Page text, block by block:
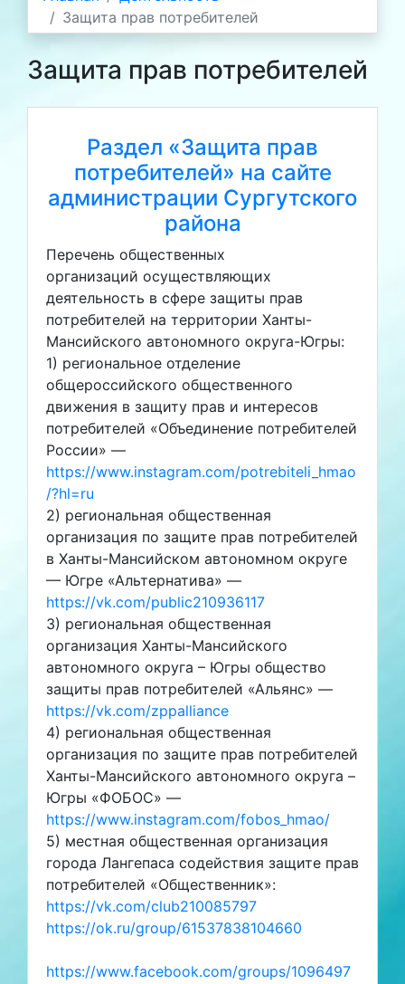
Защита прав потребителей
Защита прав потребителей
Раздел «Защита прав
потребителей» на сайте
администрации Сургутского
района
Перечень общественных
организаций осуществляющих
деятельность в сфере защиты прав
потребителей на территории Ханты-
Мансийского автономного округа-Югры:
1) региональное отделение
общероссийского общественного
движения в защиту прав и интересов
потребителей «Объединение потребителей
России» —
https://www.instagram.com/potrebiteli_hmao
/?hl=ru
2) региональная общественная
организация по защите прав потребителей
в Ханты-Мансийском автономном округе
— Югре «Альтернатива» —
https://vk.com/public210936117
3) региональная общественная
организация Ханты-Мансийского
автономного округа – Югры общество
защиты прав потребителей «Альянс» —
https://vk.com/zppalliance
4) региональная общественная
организация по защите прав потребителей
Ханты-Мансийского автономного округа –
Югры «ФОБОС» —
https://www.instagram.com/fobos_hmao/
5) местная общественная организация
города Лангепаса содействия защите прав
потребителей «Общественник»:
https://vk.com/club210085797
https://ok.ru/group/61537838104660
https://www.facebook.com/groups/1096497